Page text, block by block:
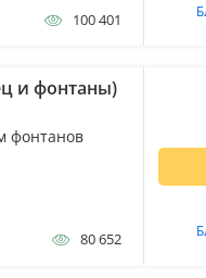
100 401
и фонтаны)
фонтанов
80 652